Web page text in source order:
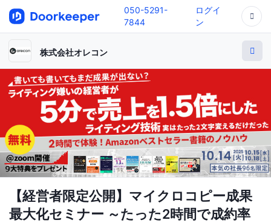
050-5291-
7844
ログイ
ン
株式会社オレコン
【経営者限定公開】マイクロコピー成果
最大化セミナー ～たった2時間で成約率